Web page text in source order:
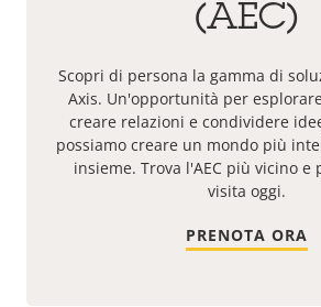
(AEC)
Scopri di persona la gamma di
Axis. Un'opportunità per
creare relazioni e condividere
possiamo creare un mondo più
insieme. Trova l'AEC più vicino e
visita oggi.
PRENOTA ORA